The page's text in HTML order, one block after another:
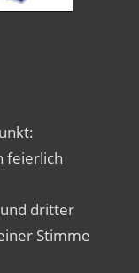
feierlich
dritter
Stimme